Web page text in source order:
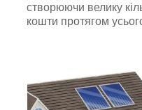
створюючи велику
кошти протягом